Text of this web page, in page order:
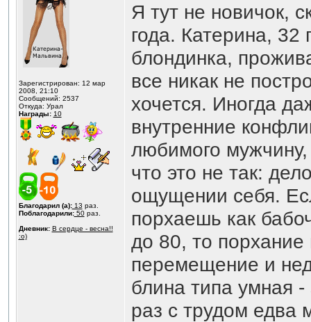
Зарегистрирован: 12 мар
2008, 21:10
Сообщений: 2537
Откуда: Урал
Награды: 10
Благодарил (а):13 раз.
Поблагодарили:50раз.
Дневник: В сердце - весна!!
:o)
Я тут не новичок,
года. Катерина,
блондинка,
все никак не
хочется. Иногда
внутренние
любимого
что это не так:
ощущении себя.
порхаешь как
до 80, то
перемещение и
блина типа умная
раз с трудом едва